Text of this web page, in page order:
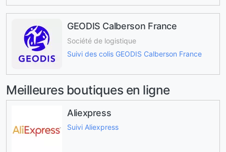
GEODIS Calberson France
Société de logistique
Suivi des colis GEODIS Calberson France
Meilleures boutiques en ligne
Aliexpress
Suivi Aliexpress